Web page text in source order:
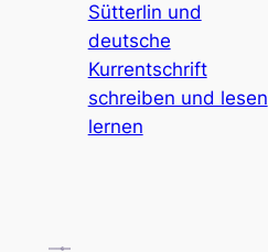
Sütterlin und
deutsche
Kurrentschrift
schreiben und lesen
lernen